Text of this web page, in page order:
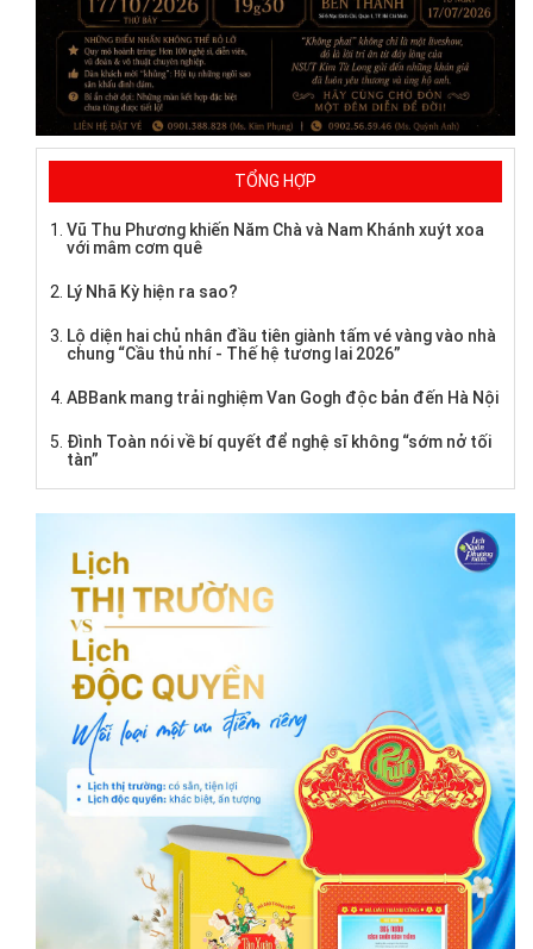
TỔNG HỢP
Vũ Thu Phương khiến Năm Chà và Nam Khánh xuýt xoa
với mâm cơm quê
Lý Nhã Kỳ hiện ra sao?
Lộ diện hai chủ nhân đầu tiên giành tấm vé vàng vào nhà
chung “Cầu thủ nhí - Thế hệ tương lai 2026”
ABBank mang trải nghiệm Van Gogh độc bản đến Hà Nội
Đình Toàn nói về bí quyết để nghệ sĩ không “sớm nở tối
tàn”